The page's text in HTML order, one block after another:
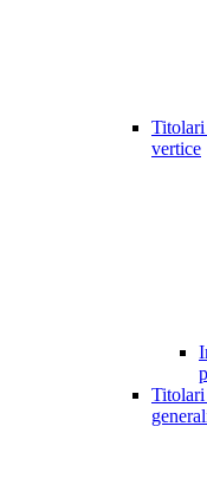
vertice